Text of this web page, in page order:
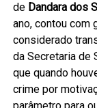
de Dandara dos
ano, contou com
considerado
da Secretaria de
que quando
crime por